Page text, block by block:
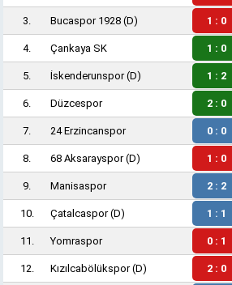
3. Bucaspor 1928 (D) 1 : 0
4. Çankaya SK 1 : 0
5. İskenderunspor(D) 1 : 2
6. Düzcespor 2 : 0
7. 24 Erzincanspor 0 : 0
8. 68 Aksarayspor(D) 1 : 0
9. Manisaspor 2 : 2
10. Çatalcaspor(D) 1 : 1
11. Yomraspor 0 : 1
12. Kızılcabölükspor(D) 2 : 0